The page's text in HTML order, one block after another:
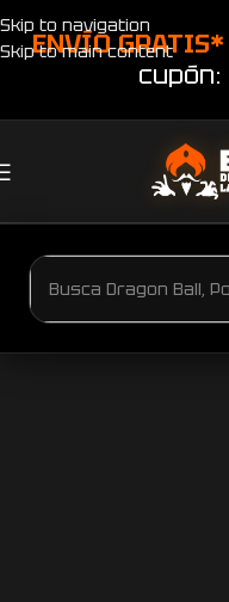
Skip to navigation
Skip to main content
ENVÍO GRATIS*
cupón: